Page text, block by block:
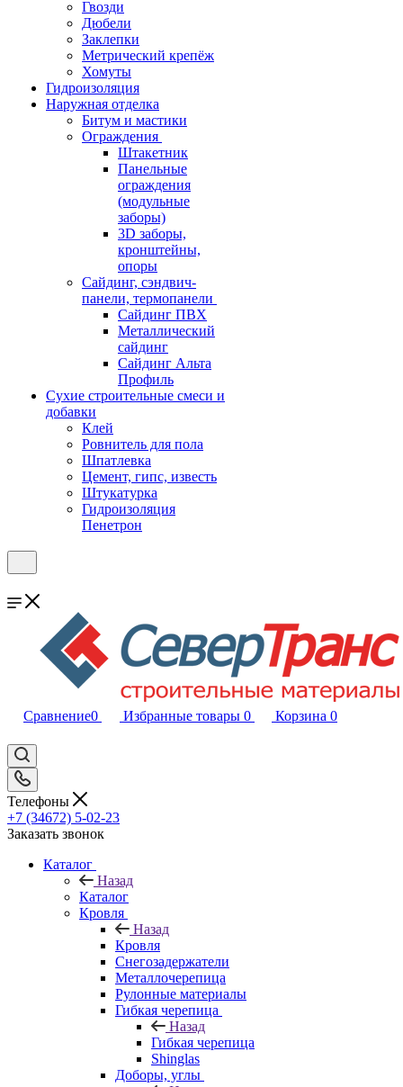
Гвозди
Дюбели
Заклепки
Метрический крепёж
Хомуты
Гидроизоляция
Наружная отделка
Битум и мастики
Ограждения
Штакетник
Панельные
ограждения
(модульные
заборы)
3D заборы,
кронштейны,
опоры
Cайдинг, сэндвич-
панели, термопанели
Сайдинг ПВХ
Металлический
сайдинг
Сайдинг Альта
Профиль
Сухие строительные смеси и
добавки
Клей
Ровнитель для пола
Шпатлевка
Цемент, гипс, известь
Штукатурка
Гидроизоляция
Пенетрон
Сравнение0 Избранные товары 0 Корзина 0
Телефоны
+7 (34672) 5-02-23
Заказать звонок
Каталог
Назад
Каталог
Кровля
Назад
Кровля
Снегозадержатели
Металлочерепица
Рулонные материалы
Гибкая черепица
Назад
Гибкая черепица
Shinglas
Доборы, углы